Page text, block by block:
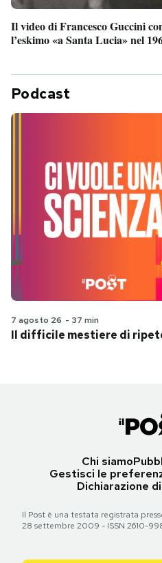
Il video di Francesco Guccini
l’eskimo «a Santa Lucia» nel
Podcast
7 agosto 26 - 37 min
Il difficile mestiere di
Chi siamo
Gestisci le
Dichiarazione
Il Post è una testata registrata
28 settembre 2009 - ISSN 2610-